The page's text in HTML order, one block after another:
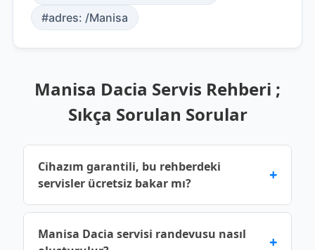
#adres: /Manisa
Manisa Dacia Servis Rehberi ;
Sıkça Sorulan Sorular
Cihazım garantili, bu rehberdeki
servisler ücretsiz bakar mı?
+
Üretici garantisi devam eden cihazlar için yetkili
servis noktalarına başvurmalısınız. Bu rehberde
Manisa Dacia servisi randevusu nasıl
+